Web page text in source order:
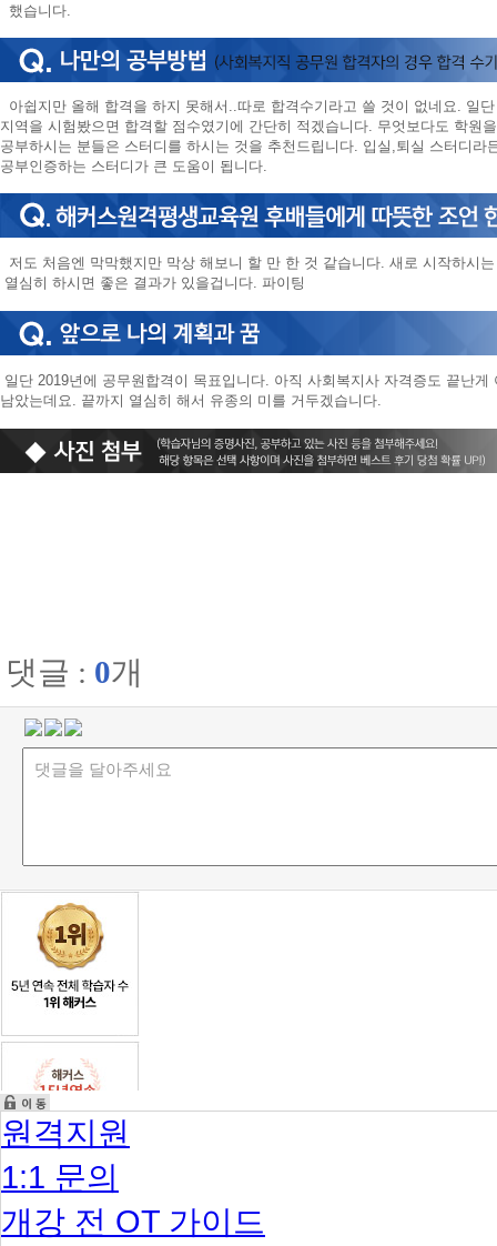
했습니다.
아쉽지만 올해 합격을 하지 못해서..따로 합격수기라고 쓸 것이 없네요. 일
지역을 시험봤으면 합격할 점수였기에 간단히 적겠습니다. 무엇보다도 학원
공부하시는 분들은 스터디를 하시는 것을 추천드립니다. 입실,퇴실 스터디라
공부인증하는 스터디가 큰 도움이 됩니다.
저도 처음엔 막막했지만 막상 해보니 할 만 한 것 같습니다. 새로 시작하시
열심히 하시면 좋은 결과가 있을겁니다. 파이팅
일단 2019년에 공무원합격이 목표입니다. 아직 사회복지사 자격증도 끝난
남았는데요. 끝까지 열심히 해서 유종의 미를 거두겠습니다.
댓글 : 0개
원격지원
1:1 문의
개강 전 OT 가이드